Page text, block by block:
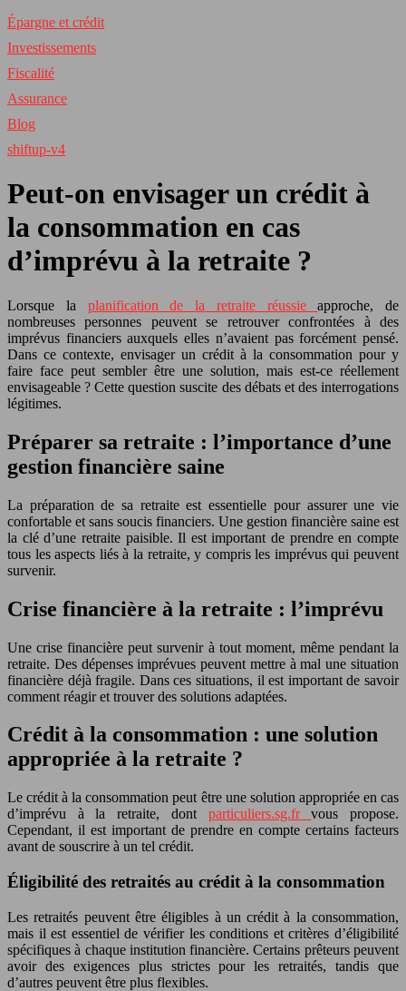
Épargne et crédit
Investissements
Fiscalité
Assurance
Blog
shiftup-v4
Peut-on envisager un crédit à
la consommation en cas
d’imprévu à la retraite ?
Lorsque la planification de la retraite réussieapproche, de
nombreuses personnes peuvent se retrouver confrontées à des
imprévus financiers auxquels elles n’avaient pas forcément pensé.
Dans ce contexte, envisager un crédit à la consommation pour y
faire face peut sembler être une solution, mais est-ce réellement
envisageable ? Cette question suscite des débats et des interrogations
légitimes.
Préparer sa retraite : l’importance d’une
gestion financière saine
La préparation de sa retraite est essentielle pour assurer une vie
confortable et sans soucis financiers. Une gestion financière saine est
la clé d’une retraite paisible. Il est important de prendre en compte
tous les aspects liés à la retraite, y compris les imprévus qui peuvent
survenir.
Crise financière à la retraite : l’imprévu
Une crise financière peut survenir à tout moment, même pendant la
retraite. Des dépenses imprévues peuvent mettre à mal une situation
financière déjà fragile. Dans ces situations, il est important de savoir
comment réagir et trouver des solutions adaptées.
Crédit à la consommation : une solution
appropriée à la retraite ?
Le crédit à la consommation peut être une solution appropriée en cas
d’imprévu à la retraite, dont particuliers.sg.frvous propose.
Cependant, il est important de prendre en compte certains facteurs
avant de souscrire à un tel crédit.
Éligibilité des retraités au crédit à la consommation
Les retraités peuvent être éligibles à un crédit à la consommation,
mais il est essentiel de vérifier les conditions et critères d’éligibilité
spécifiques à chaque institution financière. Certains prêteurs peuvent
avoir des exigences plus strictes pour les retraités, tandis que
d’autres peuvent être plus flexibles.